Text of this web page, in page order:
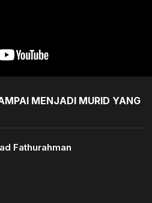
MENJADI MURID YANG
Fathurahman